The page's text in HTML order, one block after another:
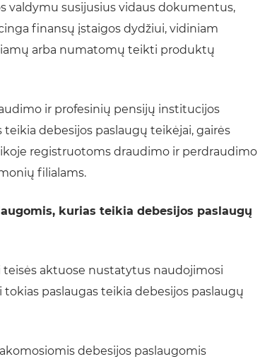
valdymu susijusius vidaus dokumentus,
finansų įstaigos dydžiui, vidiniam
arba numatomų teikti produktų
ir profesinių pensijų institucijos
debesijos paslaugų teikėjai, gairės
registruotoms draudimo ir perdraudimo
filialams.
kurias teikia debesijos paslaugų
aktuose nustatytus naudojimosi
paslaugas teikia debesijos paslaugų
debesijos paslaugomis